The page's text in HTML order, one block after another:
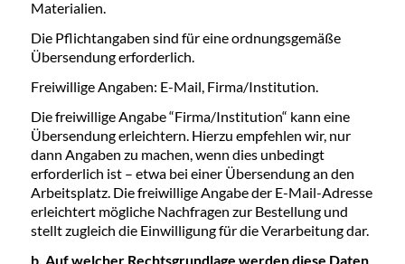
Materialien.
Die Pflichtangaben sind für eine ordnungsgemäße
Übersendung erforderlich.
Freiwillige Angaben: E-Mail, Firma/Institution.
Die freiwillige Angabe “Firma/Institution“ kann eine
Übersendung erleichtern. Hierzu empfehlen wir, nur
dann Angaben zu machen, wenn dies unbedingt
erforderlich ist – etwa bei einer Übersendung an den
Arbeitsplatz. Die freiwillige Angabe der E-Mail-Adresse
erleichtert mögliche Nachfragen zur Bestellung und
stellt zugleich die Einwilligung für die Verarbeitung dar.
b. Auf welcher Rechtsgrundlage werden diese Daten